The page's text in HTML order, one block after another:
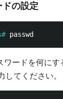
の設定
ードを何にす
てください。